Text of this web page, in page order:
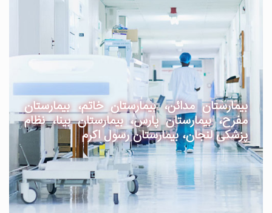
بیمارستان مدائن، بیمارستان خاتم، بیمارستان
مفرح، بیمارستان پارس، بیمارستان بینا، نظام
پزشکی لنجان، بیمارستان رسول اکرم